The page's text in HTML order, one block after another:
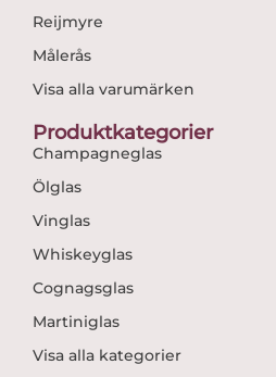
Reijmyre
Målerås
Visa alla varumärken
Produktkategorier
Champagneglas
Ölglas
Vinglas
Whiskeyglas
Cognagsglas
Martiniglas
Visa alla kategorier